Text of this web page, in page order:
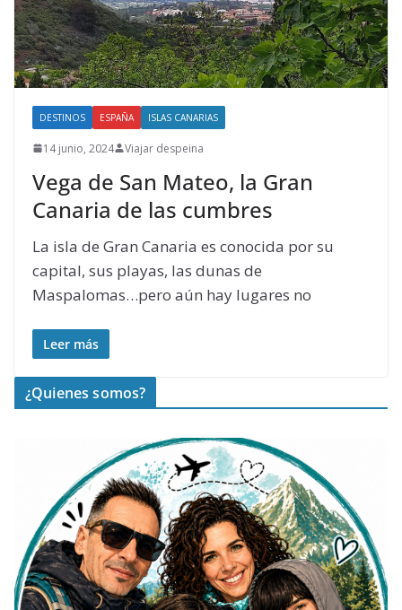
DESTINOS ESPAÑA ISLAS CANARIAS
14 junio, 2024 Viajar despeina
Vega de San Mateo, la Gran
Canaria de las cumbres
La isla de Gran Canaria es conocida por su
capital, sus playas, las dunas de
Maspalomas…pero aún hay lugares no
Leer más
¿Quienes somos?